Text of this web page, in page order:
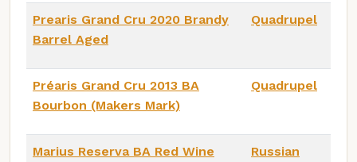
Prearis Grand Cru 2020 Brandy
Barrel Aged
Quadrupel
Préaris Grand Cru 2013 BA
Bourbon (Makers Mark)
Quadrupel
Marius Reserva BA Red Wine
Russian